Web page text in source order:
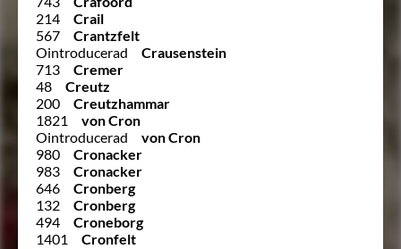
214
Crail
567
Crantzfelt
Ointroducerad
Crausenstein
713
Cremer
48
Creutz
200
Creutzhammar
1821
von Cron
Ointroducerad
von Cron
980
Cronacker
983
Cronacker
646
Cronberg
132
Cronberg
494
Croneborg
1401
Cronfelt